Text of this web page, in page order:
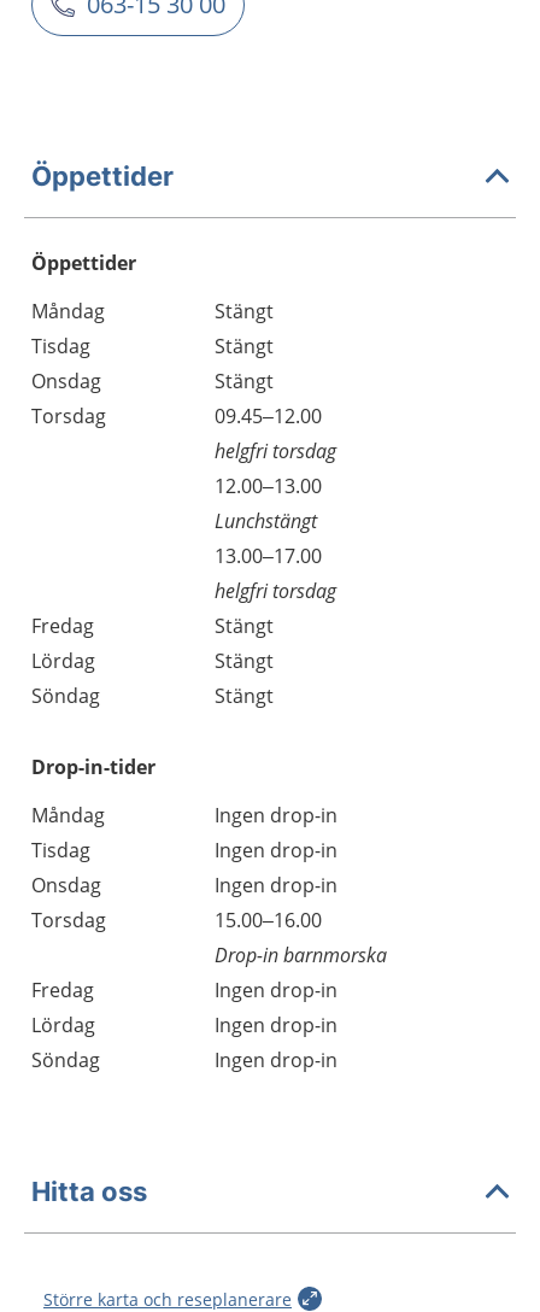
Öppettider
Öppettider
Dag
Öppettider
Kommentarer
Måndag
Stängt
Tisdag
Stängt
Onsdag
Stängt
Torsdag
09.45–12.00
helgfri torsdag
12.00–13.00
Lunchstängt
13.00–17.00
helgfri torsdag
Fredag
Stängt
Lördag
Stängt
Söndag
Stängt
Drop-in-tider
Måndag
Ingen drop-in
Tisdag
Ingen drop-in
Onsdag
Ingen drop-in
Torsdag
15.00–16.00
Drop-in barnmorska
Fredag
Ingen drop-in
Lördag
Ingen drop-in
Söndag
Ingen drop-in
Hitta oss
Större karta och reseplanerare